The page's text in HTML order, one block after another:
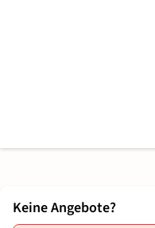
Keine Angebote?